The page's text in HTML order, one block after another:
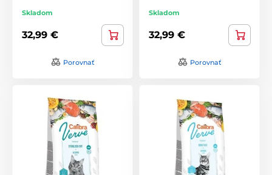
Skladom
32,99 €
Porovnať
Skladom
32,99 €
Porovnať